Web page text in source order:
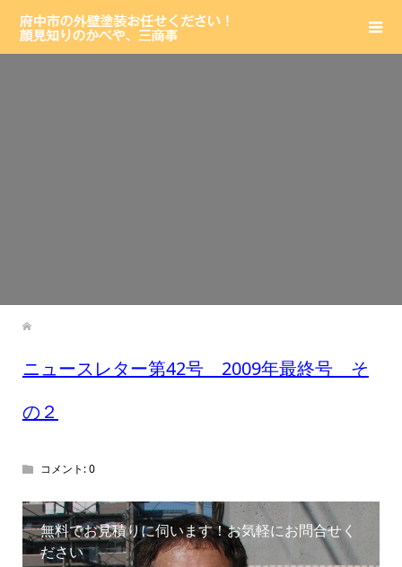
ニュースレター第42号 2009年最終号 そ
の２
コメント:0
無料でお見積りに伺います！お気軽にお問合せく
ださい